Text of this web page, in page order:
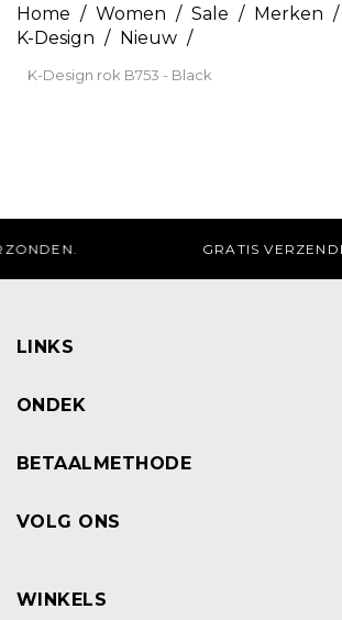
Home / Women / Sale / Merken /
K-Design / Nieuw /
K-Design rok B753 - Black
GRATIS AFHALEN IN DE WINKEL
LINKS
ONDEK
BETAALMETHODE
VOLG ONS
WINKELS